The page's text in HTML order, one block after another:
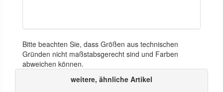
Bitte beachten Sie, dass Größen aus technischen
Gründen nicht maßstabsgerecht sind und Farben
abweichen können.
weitere, ähnliche Artikel